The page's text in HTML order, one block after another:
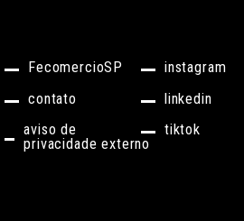
FecomercioSP
contato
aviso de
privacidade externo
instagram
linkedin
tiktok